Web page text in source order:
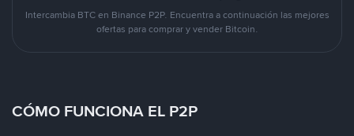
Intercambia BTC en Binance P2P. Encuentra a continuación las mejores
ofertas para comprar y vender Bitcoin.
CÓMO FUNCIONA EL P2P